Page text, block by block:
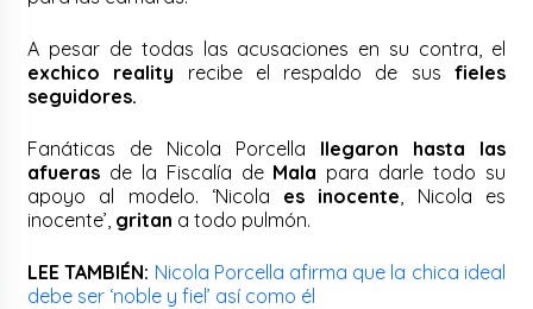
A pesar de todas las acusaciones en su contra, el
exchico reality recibe el respaldo de sus fieles
seguidores.
Fanáticas de Nicola Porcella llegaron hasta las
afueras de la Fiscalía de Mala para darle todo su
apoyo al modelo. ‘Nicola es inocente , Nicola es
inocente’, gritan a todo pulmón.
LEE TAMBIÉN: Nicola Porcella afirma que la chica ideal
debe ser ‘noble y fiel’ así como él